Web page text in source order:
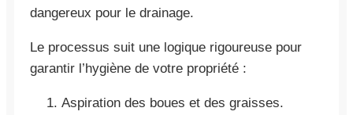
dangereux pour le drainage.
Le processus suit une logique rigoureuse pour
garantir l’hygiène de votre propriété :
Aspiration des boues et des graisses.